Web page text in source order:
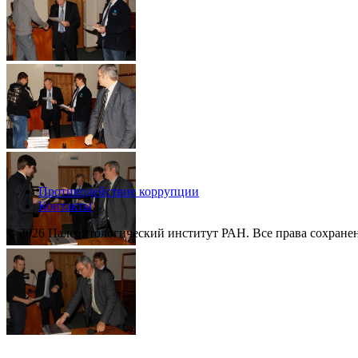
Противодействие коррупции
Контакты
© 2026 Палеонтологический институт РАН. Все права